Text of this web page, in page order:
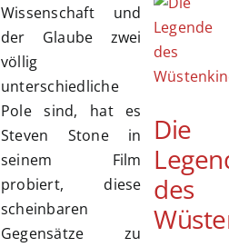
Wissenschaft und
der Glaube zwei
völlig
unterschiedliche
Pole sind, hat es
Steven Stone in
seinem Film
probiert, diese
scheinbaren
Gegensätze zu
Die
des